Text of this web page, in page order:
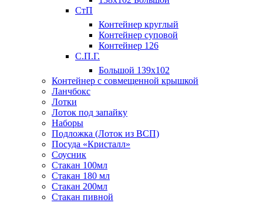
СтП
Контейнер круглый
Контейнер суповой
Контейнер 126
С.П.Г.
Большой 139х102
Контейнер с совмещенной крышкой
Ланчбокс
Лотки
Лоток под запайку
Наборы
Подложка (Лоток из ВСП)
Посуда «Кристалл»
Соусник
Стакан 100мл
Стакан 180 мл
Стакан 200мл
Стакан пивной